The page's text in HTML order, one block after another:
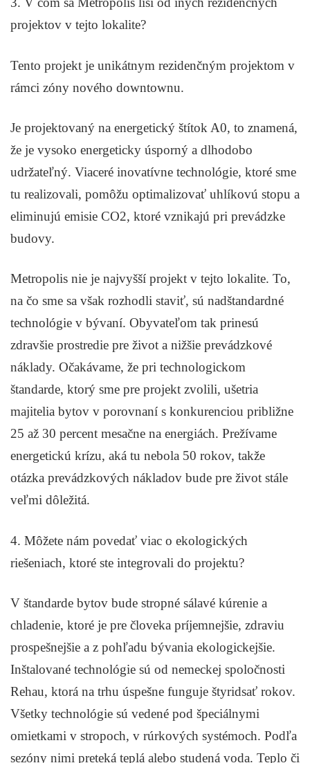
projektov v tejto lokalite?
Tento projekt je unikátnym rezidenčným projektom v
rámci zóny nového downtownu.
Je projektovaný na energetický štítok A0, to znamená,
že je vysoko energeticky úsporný a dlhodobo
udržateľný. Viaceré inovatívne technológie, ktoré sme
tu realizovali, pomôžu optimalizovať uhlíkovú stopu a
eliminujú emisie CO2, ktoré vznikajú pri prevádzke
budovy.
Metropolis nie je najvyšší projekt v tejto lokalite. To,
na čo sme sa však rozhodli staviť, sú nadštandardné
technológie v bývaní. Obyvateľom tak prinesú
zdravšie prostredie pre život a nižšie prevádzkové
náklady. Očakávame, že pri technologickom
štandarde, ktorý sme pre projekt zvolili, ušetria
majitelia bytov v porovnaní s konkurenciou približne
25 až 30 percent mesačne na energiách. Prežívame
energetickú krízu, aká tu nebola 50 rokov, takže
otázka prevádzkových nákladov bude pre život stále
veľmi dôležitá.
4. Môžete nám povedať viac o ekologických
riešeniach, ktoré ste integrovali do projektu?
V štandarde bytov bude stropné sálavé kúrenie a
chladenie, ktoré je pre človeka príjemnejšie, zdraviu
prospešnejšie a z pohľadu bývania ekologickejšie.
Inštalované technológie sú od nemeckej spoločnosti
Rehau, ktorá na trhu úspešne funguje štyridsať rokov.
Všetky technológie sú vedené pod špeciálnymi
omietkami v stropoch, v rúrkových systémoch. Podľa
sezóny nimi preteká teplá alebo studená voda. Teplo či